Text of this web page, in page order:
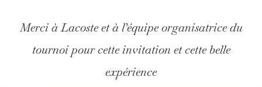
Merci à Lacoste et à l’équipe organisatrice du
tournoi pour cette invitation et cette belle
expérience